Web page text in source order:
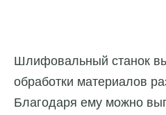
Шлифовальный станок
обработки материалов
Благодаря ему можно